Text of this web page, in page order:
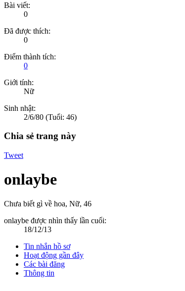
Bài viết:
0
Đã được thích:
0
Điểm thành tích:
0
Giới tính:
Nữ
Sinh nhật:
2/6/80 (Tuổi: 46)
Chia sẻ trang này
Tweet
onlaybe
Chưa biết gì về hoa, Nữ, 46
onlaybe được nhìn thấy lần cuối:
18/12/13
Tin nhắn hồ sơ
Hoạt động gần đây
Các bài đăng
Thông tin